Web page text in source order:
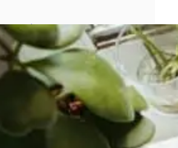
3 étapes avant
de se lancer
dans un crédit